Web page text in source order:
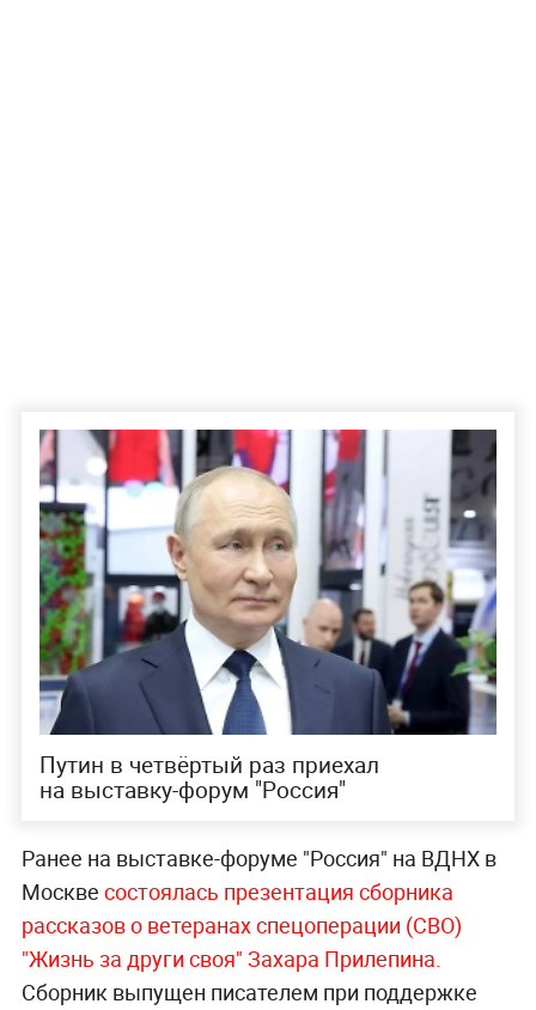
Путин в четвёртый раз приехал
на выставку-форум "Россия"
Ранее на выставке-форуме "Россия" на ВДНХ в
Москве состоялась презентация сборника
рассказов о ветеранах спецоперации (СВО)
"Жизнь за други своя" Захара Прилепина.
Сборник выпущен писателем при поддержке